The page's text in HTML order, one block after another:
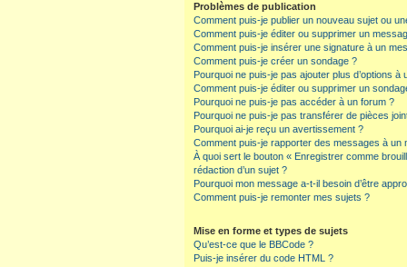
Problèmes de publication
Comment puis-je publier un nouveau sujet ou
Comment puis-je éditer ou supprimer un
Comment puis-je insérer une signature à un
Comment puis-je créer un sondage ?
Pourquoi ne puis-je pas ajouter plus d’options à
Comment puis-je éditer ou supprimer un
Pourquoi ne puis-je pas accéder à un forum ?
Pourquoi ne puis-je pas transférer de pièces
Pourquoi ai-je reçu un avertissement ?
Comment puis-je rapporter des messages à un
À quoi sert le bouton « Enregistrer comme
rédaction d’un sujet ?
Pourquoi mon message a-t-il besoin d’être
Comment puis-je remonter mes sujets ?
Mise en forme et types de sujets
Qu’est-ce que le BBCode ?
Puis-je insérer du code HTML ?